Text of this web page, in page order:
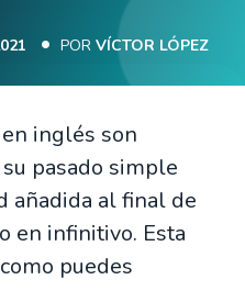
POR VÍCTOR LÓPEZ
inglés son
pasado simple
añadida al final de
en infinitivo. Esta
puedes